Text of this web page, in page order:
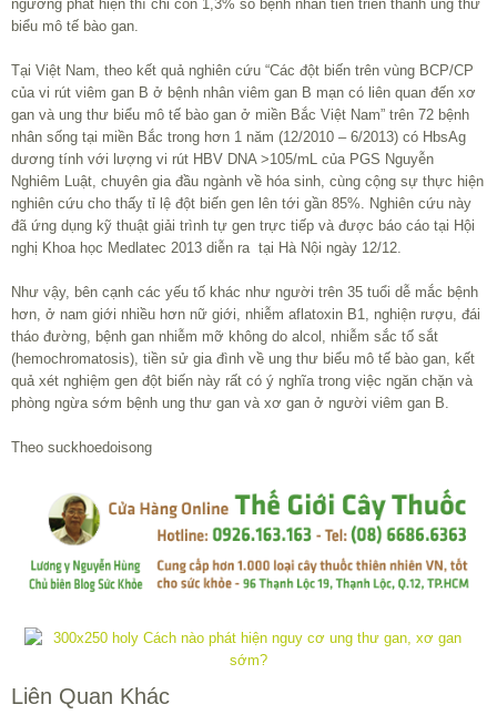
ngưỡng phát hiện thì chỉ còn 1,3% số bệnh nhân tiến triển thành ung thư
biểu mô tế bào gan.
Tại Việt Nam, theo kết quả nghiên cứu “Các đột biến trên vùng BCP/CP
của vi rút viêm gan B ở bệnh nhân viêm gan B mạn có liên quan đến xơ
gan và ung thư biểu mô tế bào gan ở miền Bắc Việt Nam” trên 72 bệnh
nhân sống tại miền Bắc trong hơn 1 năm (12/2010 – 6/2013) có HbsAg
dương tính với lượng vi rút HBV DNA >105/mL của PGS Nguyễn
Nghiêm Luật, chuyên gia đầu ngành về hóa sinh, cùng cộng sự thực hiện
nghiên cứu cho thấy tỉ lệ đột biến gen lên tới gần 85%. Nghiên cứu này
đã ứng dụng kỹ thuật giải trình tự gen trực tiếp và được báo cáo tại Hội
nghị Khoa học Medlatec 2013 diễn ra tại Hà Nội ngày 12/12.
Như vậy, bên cạnh các yếu tố khác như người trên 35 tuổi dễ mắc bệnh
hơn, ở nam giới nhiều hơn nữ giới, nhiễm aflatoxin B1, nghiện rượu, đái
tháo đường, bệnh gan nhiễm mỡ không do alcol, nhiễm sắc tố sắt
(hemochromatosis), tiền sử gia đình về ung thư biểu mô tế bào gan, kết
quả xét nghiệm gen đột biến này rất có ý nghĩa trong việc ngăn chặn và
phòng ngừa sớm bệnh ung thư gan và xơ gan ở người viêm gan B.
Theo suckhoedoisong
Liên Quan Khác